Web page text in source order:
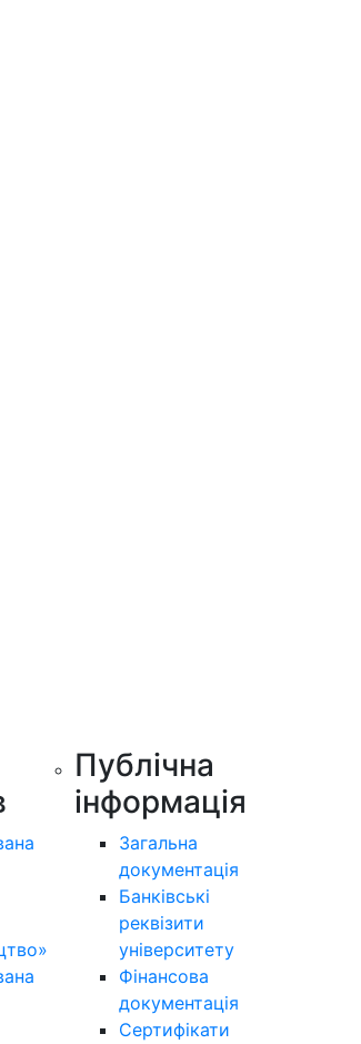
Публічна
інформація
Загальна
документація
Банківські
реквізити
університету
Фінансова
документація
Сертифікати